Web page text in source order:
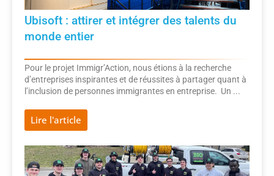
Ubisoft : attirer et intégrer des talents du
monde entier
Pour le projet Immigr’Action, nous étions à la recherche
d’entreprises inspirantes et de réussites à partager quant à
l’inclusion de personnes immigrantes en entreprise. Un ...
Lire l'article